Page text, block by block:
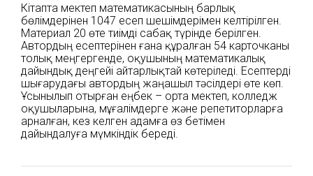
Кітапта мектеп математикасының барлық
бөлімдерінен 1047 есеп шешімдерімен келтірілген.
Материал 20 өте тиімді сабақ түрінде берілген.
Автордың есептерінен ғана құралған 54 карточканы
толық меңгергенде, оқушының математикалық
дайындық деңгейі айтарлықтай көтеріледі. Есептерді
шығарудағы автордың жаңашыл тәсілдері өте көп.
Ұсынылып отырған еңбек – орта мектеп, колледж
оқушыларына, мұғалімдерге және репетиторларға
арналған, кез келген адамға өз бетімен
дайындалуға мүмкіндік береді.